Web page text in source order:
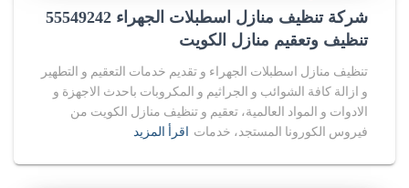
شركة تنظيف منازل اسطبلات الجهراء 55549242
تنظيف وتعقيم منازل الكويت
تنظيف منازل اسطبلات الجهراء و تقديم خدمات التعقيم و التطهير
و ازالة كافة الشوائب و الجراثيم و المكروبات باحدث الاجهزة و
الادوات و المواد العالمية، تعقيم و تنظيف منازل الكويت من
فيروس الكورونا المستجد، خدمات اقرأ المزيد